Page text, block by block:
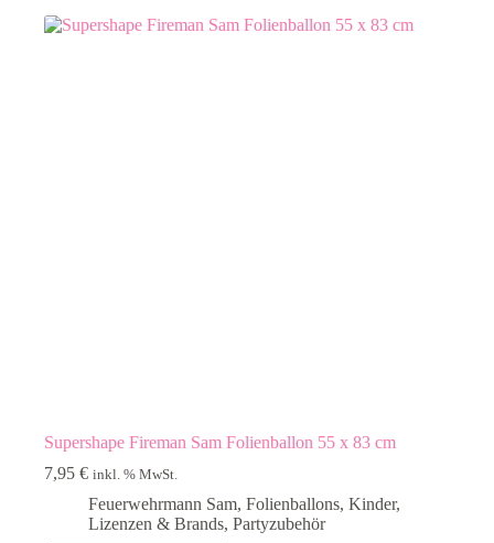
Supershape Fireman Sam Folienballon 55 x 83 cm
7,95 € inkl. % MwSt.
Feuerwehrmann Sam, Folienballons, Kinder,
Lizenzen & Brands, Partyzubehör